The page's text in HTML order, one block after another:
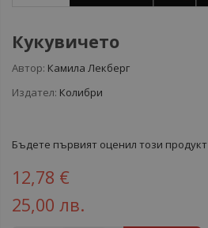
Кукувичето
Автор: Камила Лекберг
Издател: Колибри
Бъдете първият оценил този продукт
12,78 €
25,00 лв.